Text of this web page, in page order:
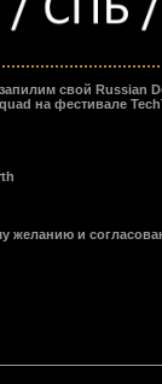
свой
на фестивале
желанию и